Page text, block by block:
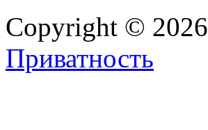
Copyright © 2026
Приватность